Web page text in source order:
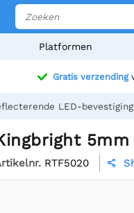
Platformen
Gratis verzending
LED-
RTF5020 